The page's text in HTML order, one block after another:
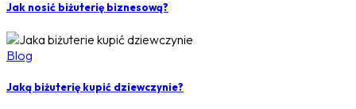
Jak nosić biżuterię biznesową?
Blog
Jaką biżuterię kupić dziewczynie?